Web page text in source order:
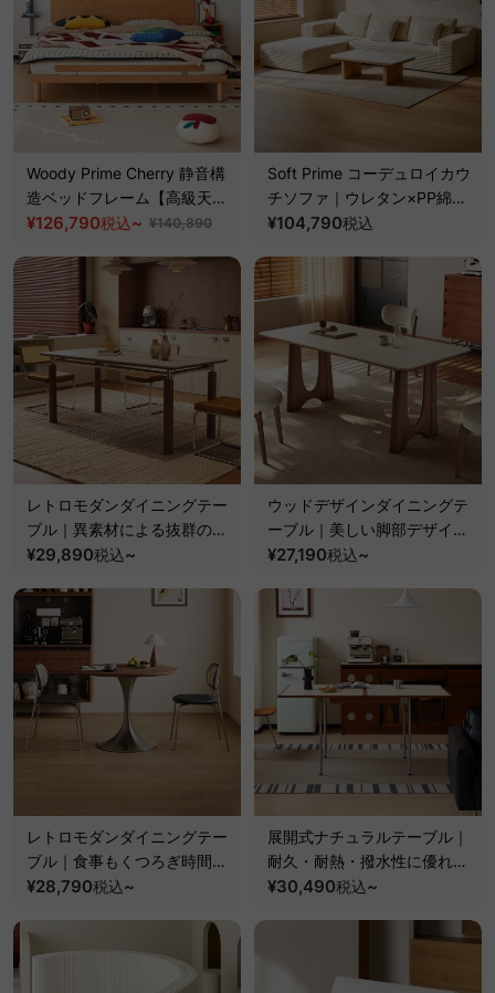
Woody Prime Cherry 静音構
造ベッドフレーム【高級天然
チェリー材】
¥126,790税込~ ¥140,890
Soft Prime コーデュロイカウ
チソファ｜ウレタン×PP綿の
ふんわり構造とレイアウト自
¥104,790税込
レトロモダンダイニングテー
ブル｜異素材による抜群の耐
久性とデザイン
¥29,890税込~
ウッドデザインダイニングテ
ーブル｜美しい脚部デザイン
と高品質セラミック天板
¥27,190税込~
レトロモダンダイニングテー
ブル｜食事もくつろぎ時間も
心地よく囲めるモダン円形ダ
¥28,790税込~
展開式ナチュラルテーブル｜
耐久・耐熱・撥水性に優れた
高機能天板
¥30,490税込~